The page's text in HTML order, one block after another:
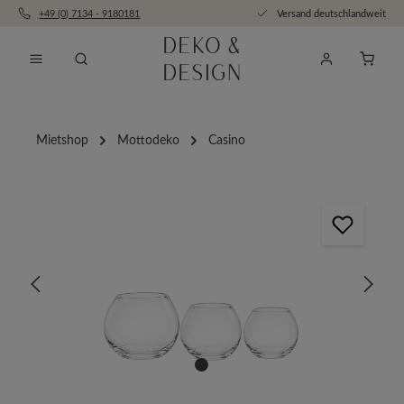
Zum Hauptinhalt springen
+49 (0) 7134 - 9180181 Versand deutschlandweit
Mietshop Mottodeko Casino